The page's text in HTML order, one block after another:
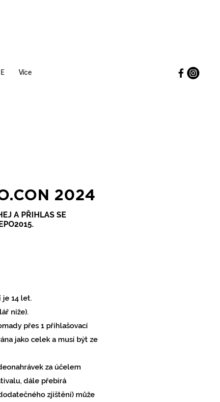
2024
A PŘIHLAS SE
14 let.
níže).
přes 1 přihlašovací
jako celek a musí být ze
za účelem
dále přebírá
zjištění) může
Více